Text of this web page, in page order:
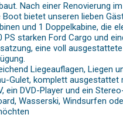
Nach einer Renovierung
Boot bietet unseren lieben
und 1 Doppelkabine, die
starken Ford Cargo und
eine voll
Liegeauflagen, Liegen
Gulet, komplett
ein DVD-Player und ein
Wasserski, Windsurfen